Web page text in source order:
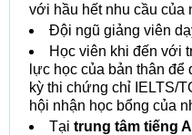
với hầu hết nhu cầu của
Đội ngũ giảng viên
Học viên khi đến với
lực học của bản thân
kỳ thi chứng chỉ IELTS/
hội nhận học bổng của
Tại trung tâm tiếng